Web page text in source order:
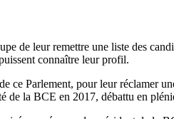
de leur remettre une liste des
connaître leur profil.
ce Parlement, pour leur réclamer
de la BCE en 2017, débattu en